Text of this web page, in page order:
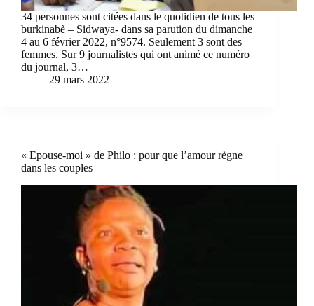
34 personnes sont citées dans le quotidien de tous les
burkinabè – Sidwaya- dans sa parution du dimanche
4 au 6 février 2022, n°9574. Seulement 3 sont des
femmes. Sur 9 journalistes qui ont animé ce numéro
du journal, 3…
29 mars 2022
« Epouse-moi » de Philo : pour que l’amour règne
dans les couples